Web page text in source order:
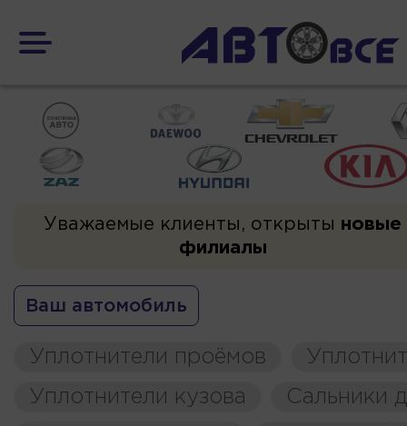
Уважаемые клиенты, открыты новые
филиалы
Ваш автомобиль
Уплотнители проёмов
Уплотнители кузова
Сальники